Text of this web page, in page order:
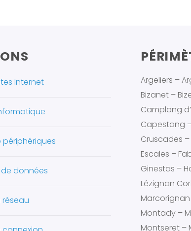
Internet
données
Argeliers –
Bizanet –
Camplong
Capestang
Cruscades –
Escales –
Ginestas –
Lézignan
Montady –
Montseret –